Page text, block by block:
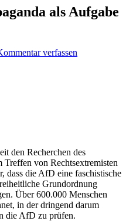
als Aufgabe
verfassen
den Recherchen des
von Rechtsextremisten
dass die AfD eine faschistische
Grundordnung
Über 600.000 Menschen
in der dringend darum
die AfD zu prüfen.